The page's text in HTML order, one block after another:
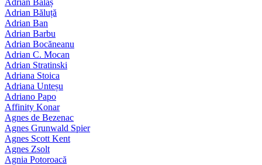
Adrian Băluță
Adrian Ban
Adrian Barbu
Adrian Bocăneanu
Adrian C. Mocan
Adrian Stratinski
Adriana Stoica
Adriana Unteșu
Adriano Papo
Affinity Konar
Agnes de Bezenac
Agnes Grunwald Spier
Agnes Scott Kent
Agnes Zsolt
Agnia Potoroacă